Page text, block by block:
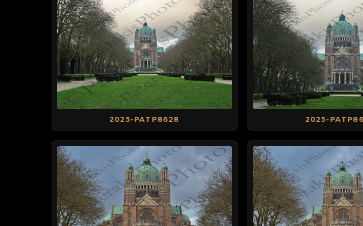
2025-PATP8628 2025-